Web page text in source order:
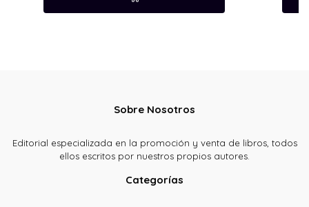
Sobre Nosotros
Editorial especializada en la promoción y venta de libros, todos
ellos escritos por nuestros propios autores.
Categorías